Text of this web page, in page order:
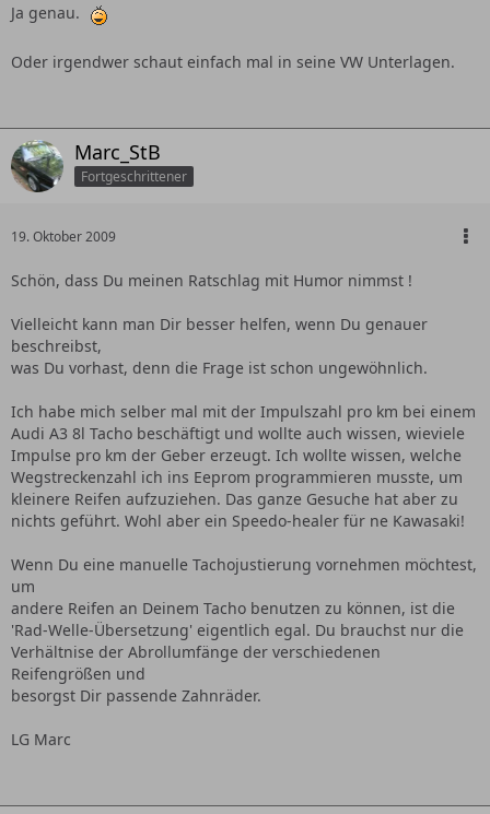
Ja genau.
Oder irgendwer schaut einfach mal in seine VW Unterlagen.
Marc_StB
Fortgeschrittener
19. Oktober 2009
Schön, dass Du meinen Ratschlag mit Humor nimmst !
Vielleicht kann man Dir besser helfen, wenn Du genauer
beschreibst,
was Du vorhast, denn die Frage ist schon ungewöhnlich.
Ich habe mich selber mal mit der Impulszahl pro km bei einem
Audi A3 8l Tacho beschäftigt und wollte auch wissen, wieviele
Impulse pro km der Geber erzeugt. Ich wollte wissen, welche
Wegstreckenzahl ich ins Eeprom programmieren musste, um
kleinere Reifen aufzuziehen. Das ganze Gesuche hat aber zu
nichts geführt. Wohl aber ein Speedo-healer für ne Kawasaki!
Wenn Du eine manuelle Tachojustierung vornehmen möchtest,
um
andere Reifen an Deinem Tacho benutzen zu können, ist die
'Rad-Welle-Übersetzung' eigentlich egal. Du brauchst nur die
Verhältnise der Abrollumfänge der verschiedenen
Reifengrößen und
besorgst Dir passende Zahnräder.
LG Marc